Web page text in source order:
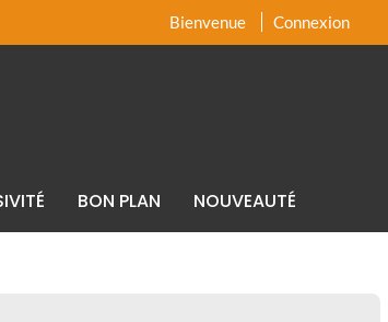
Bienvenue Connexion
BON PLAN NOUVEAUTÉ
xx